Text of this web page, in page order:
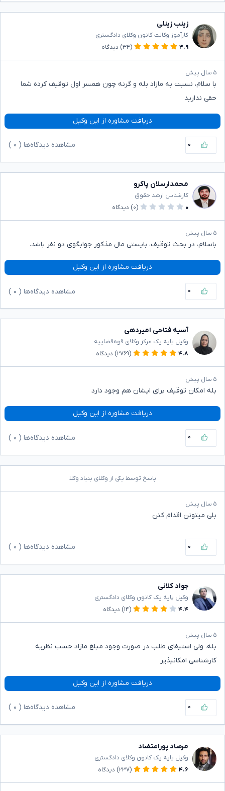
زینب زینلی
کارآموز وکالت کانون وکلای دادگستری
۴.۹
(۳۴) دیدگاه
۵ سال پیش
با سلام، نسبت به مازاد بله و گرنه چون همسر اول توقیف کرده شما
حقی ندارید
دریافت مشاوره از این وکیل
۰ مشاهده دیدگاه‌ها ( ۰
محمدارسلان پاکرو
کارشناس ارشد حقوق
۰
(۰) دیدگاه
۵ سال پیش
باسلام، در بحث توقیف، بایستی مال مذکور جوابگوی دو نفر باشد.
دریافت مشاوره از این وکیل
۰ مشاهده دیدگاه‌ها ( ۰
آسیه فتاحی امیردهی
وکیل پایه یک مرکز وکلای قوه‌قضاییه
۴.۸
(۲۷۶۹) دیدگاه
۵ سال پیش
بله امکان توقیف برای ایشان هم وجود دارد ‌
دریافت مشاوره از این وکیل
۰ مشاهده دیدگاه‌ها ( ۰
پاسخ توسط یکی از وکلای بنیاد وکلا
۵ سال پیش
بلی میتونن اقدام کنن
۰ مشاهده دیدگاه‌ها ( ۰
جواد کلانی
وکیل پایه یک کانون وکلای دادگستری
۴.۴
(۱۴) دیدگاه
۵ سال پیش
بله. ولی استیفای طلب در صورت وجود مبلغ مازاد حسب نظریه
کارشناسی امکانپذیر
دریافت مشاوره از این وکیل
۰ مشاهده دیدگاه‌ها ( ۰
مرصاد پوراعتضاد
وکیل پایه یک کانون وکلای دادگستری
۴.۶
(۲۳۷) دیدگاه